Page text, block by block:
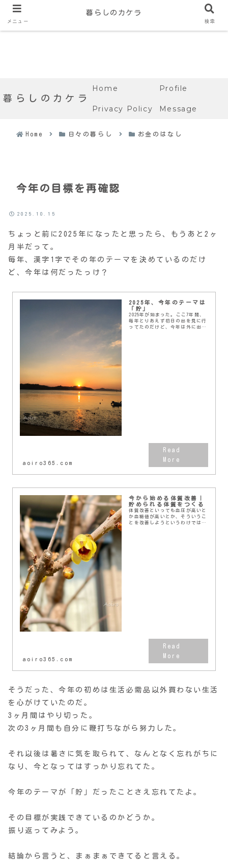
暮らしのカケラ
Home Profile
Privacy Policy Message
Home 日々の暮らし お金のはなし
今年の目標を再確認
2025.10.15
ちょっと前に2025年になったと思ったら、もうあと2ヶ
月半だって。
毎年、漢字1字でその年のテーマを決めているのだけ
ど、今年は何だったっけ？
2025年、今年のテーマは
「貯」
2025年が始まった。ここ7年間、
毎年とりあえず初日の出を見に行
ってたのだけど、今年は外に出な
aoiro365.com
今から始める体質改善｜
貯められる体質をつくる
体質改善といっても血圧が高いと
か血糖値が高いとか、そういうこ
とを改善しようというわけではな
aoiro365.com
そうだった、今年の初めは生活必需品以外買わない生活
を心がけていたのだ。
3ヶ月間はやり切った。
次の3ヶ月間も自分に鞭打ちながら努力した。
それ以後は暑さに気を取られて、なんとなく忘れがちに
なり、今となってはすっかり忘れてた。
今年のテーマが「貯」だったことさえ忘れてたよ。
その目標が実践できているのかどうか。
振り返ってみよう。
結論から言うと、まぁまぁできてると言える。
メニュー
暮らしのカケラ
検索